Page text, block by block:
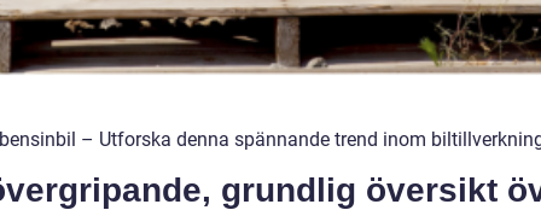
– Utforska denna spännande trend inom
grundlig översikt